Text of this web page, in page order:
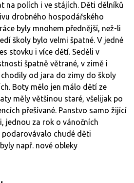
na polích i ve stájích. Děti dělníků
drobného hospodářského
byly mnohem přednější, než-li
školy bylo velmi špatné. V jedné
stovku i více dětí. Seděli v
špatně větrané, v zimě i
od jara do zimy do školy
Boty mělo jen málo dětí ze
měly většinou staré, všelijak po
přešívané. Panstvo samo žijící
jednou za rok o vánočních
podarovávalo chudé děti
např. nové obleky